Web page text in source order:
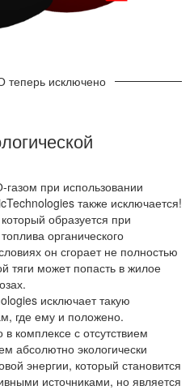
теперь исключено
при использовании
также исключается!
образуется при
органического
он сгорает не полностью
тяги может попасть в жилое
исключает такую
где ему и положено.
комплексе с отсутствием
абсолютно экологически
энергии, который становится
источниками, но является